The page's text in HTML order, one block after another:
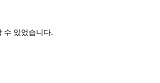
수 있었습니다.